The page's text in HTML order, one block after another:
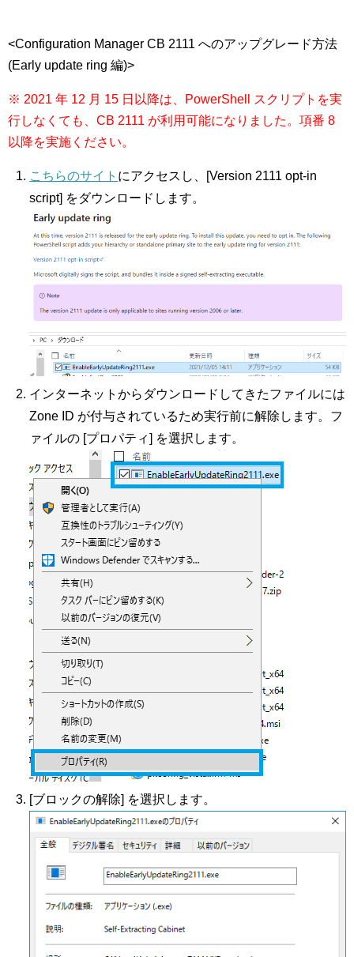
<Configuration Manager CB 2111 へのアップグレード方法
(Early update ring 編)>
※ 2021 年 12 月 15 日以降は、PowerShell スクリプトを実
行しなくても、CB 2111 が利用可能になりました。項番 8
以降を実施ください。
こちらのサイト にアクセスし、[Version 2111 opt-in
script] をダウンロードします。
インターネットからダウンロードしてきたファイルには
Zone ID が付与されているため実行前に解除します。フ
ァイルの [プロパティ] を選択します。
[ブロックの解除] を選択します。